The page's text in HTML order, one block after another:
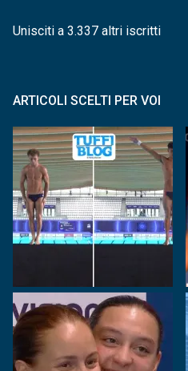
Unisciti a 3.337 altri iscritti
ARTICOLI SCELTI PER VOI